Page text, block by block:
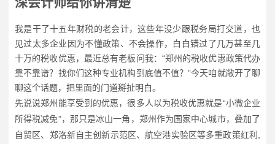
我是干了十五年财税的老会计，这些年没少跟税务局打交道，也
见过太多企业因为不懂政策、不会操作，白白错过了几万甚至几
十万的税收优惠，最近总有老板问我：“郑州的税收优惠政策代办
靠不靠谱？找你们这种专业机构到底值不值？”今天咱就敞开了聊
聊这个话题，把里面的门道掰扯明白。
先说说郑州能享受到的优惠，很多人以为税收优惠就是“小微企业
所得税减免”，那只是冰山一角，郑州作为国家中心城市，叠加了
自贸区、郑洛新自主创新示范区、航空港实验区等多重政策红利,